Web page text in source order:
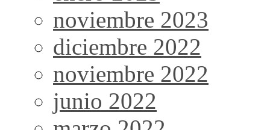
noviembre 2023
diciembre 2022
noviembre 2022
junio 2022